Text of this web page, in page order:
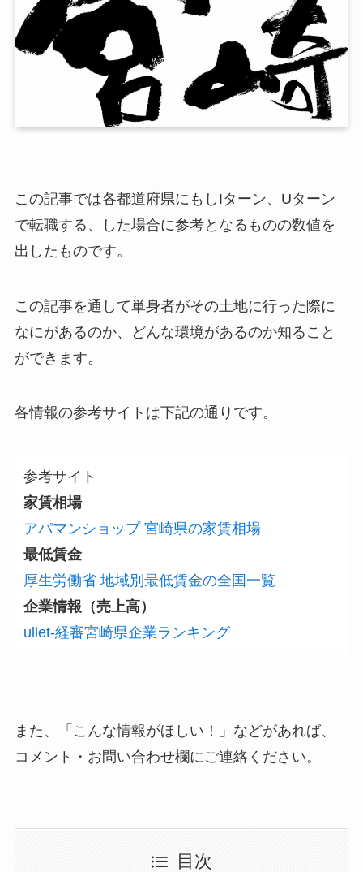
この記事では各都道府県にもしIターン、Uターン
で転職する、した場合に参考となるものの数値を
出したものです。
この記事を通して単身者がその土地に行った際に
なにがあるのか、どんな環境があるのか知ること
ができます。
各情報の参考サイトは下記の通りです。
参考サイト
家賃相場
アパマンショップ 宮崎県の家賃相場
最低賃金
厚生労働省 地域別最低賃金の全国一覧
企業情報（売上高）
ullet-経審宮崎県企業ランキング
また、「こんな情報がほしい！」などがあれば、
コメント・お問い合わせ欄にご連絡ください。
目次